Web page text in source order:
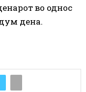
во однос
дена.